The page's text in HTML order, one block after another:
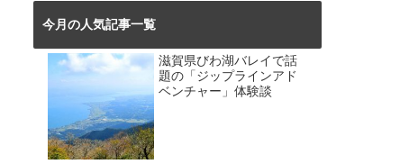
今月の人気記事一覧
滋賀県びわ湖バレイで話
題の「ジップラインアド
ベンチャー」体験談